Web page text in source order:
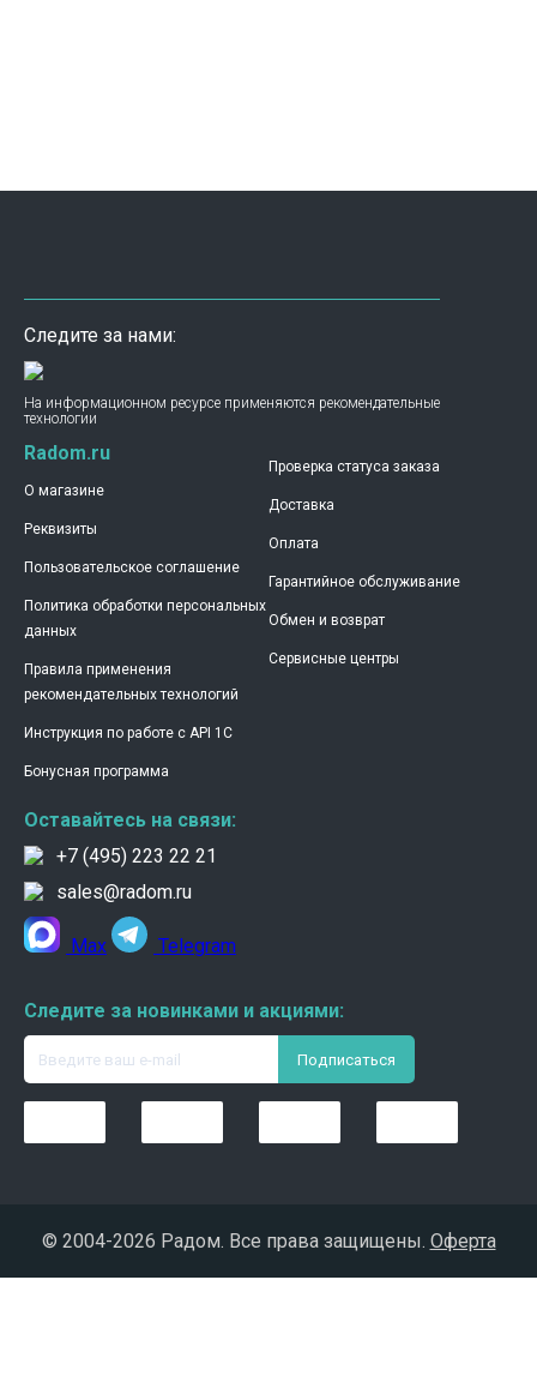
Следите за нами:
На информационном ресурсе применяются рекомендательные
технологии
Radom.ru
О магазине
Реквизиты
Пользовательское соглашение
Политика обработки персональных
данных
Правила применения
рекомендательных технологий
Инструкция по работе с API 1C
Бонусная программа
Проверка статуса заказа
Доставка
Оплата
Гарантийное обслуживание
Обмен и возврат
Сервисные центры
Оставайтесь на связи:
+7 (495) 223 22 21
sales@radom.ru
Max Telegram
Следите за новинками и акциями:
© 2004-2026 Радом. Все права защищены. Оферта